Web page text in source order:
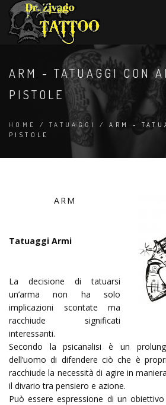
ARM - TATUAGGI CON
PISTOLE
HOME / TATUAGGI
/ ARM -
PISTOLE
ARM
Tatuaggi Armi
La decisione di tatuarsi
un’arma non ha solo
implicazioni scontate ma
racchiude significati
interessanti.
Secondo la psicanalisi è un
dell’uomo di difendere ciò che è
racchiude la necessità di agire in
il divario tra pensiero e azione.
Può essere espressione di un